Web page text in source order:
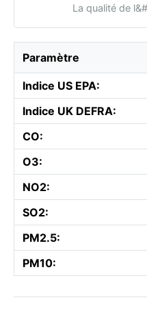
La qualité de
Paramètre
Indice US EPA:
Indice UK DEFRA:
CO:
O3:
NO2:
SO2:
PM2.5:
PM10: